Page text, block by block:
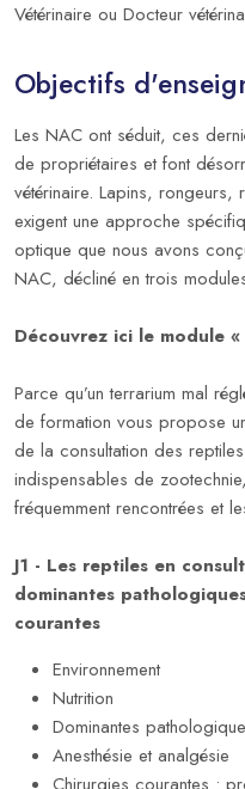
Vétérinaire ou Docteur
Objectifs
Les NAC ont séduit, ces
de propriétaires et font
vétérinaire. Lapins,
exigent une approche
optique que nous avons
NAC, décliné en trois
Découvrez ici le module
Parce qu’un terrarium mal
de formation vous propose
de la consultation des
indispensables de
fréquemment rencontrées et
J1 - Les reptiles en
dominantes
courantes
Environnement
Nutrition
Dominantes
Anesthésie et analgésie